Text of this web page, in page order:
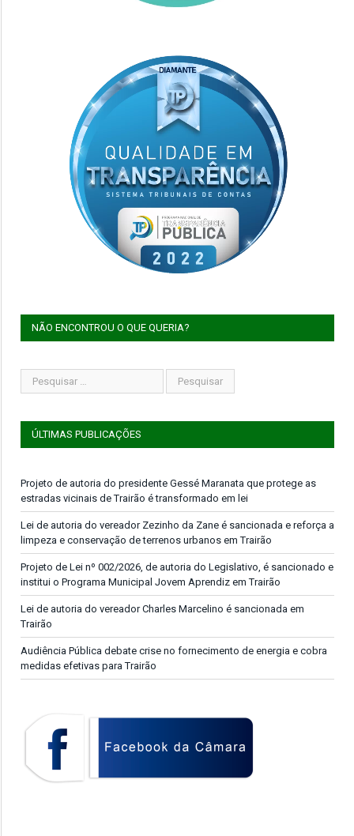
NÃO ENCONTROU O QUE QUERIA?
ÚLTIMAS PUBLICAÇÕES
Projeto de autoria do presidente Gessé Maranata que protege as
estradas vicinais de Trairão é transformado em lei
Lei de autoria do vereador Zezinho da Zane é sancionada e reforça a
limpeza e conservação de terrenos urbanos em Trairão
Projeto de Lei nº 002/2026, de autoria do Legislativo, é sancionado e
institui o Programa Municipal Jovem Aprendiz em Trairão
Lei de autoria do vereador Charles Marcelino é sancionada em
Trairão
Audiência Pública debate crise no fornecimento de energia e cobra
medidas efetivas para Trairão